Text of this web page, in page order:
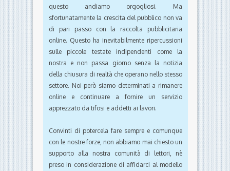
questo andiamo orgogliosi. Ma
sfortunatamente la crescita del pubblico non va
di pari passo con la raccolta pubblicitaria
online. Questo ha inevitabilmente ripercussioni
sulle piccole testate indipendenti come la
nostra e non passa giorno senza la notizia
della chiusura di realtà che operano nello stesso
settore. Noi però siamo determinati a rimanere
online e continuare a fornire un servizio
apprezzato da tifosi e addetti ai lavori.
Convinti di potercela fare sempre e comunque
con le nostre forze, non abbiamo mai chiesto un
supporto alla nostra comunità di lettori, nè
preso in considerazione di affidarci al modello